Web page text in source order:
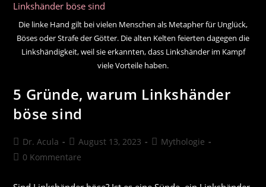
Die linke Hand gilt bei vielen Menschen als Metapher für Unglück,
Böses oder Strafe der Götter. Die alten Kelten feierten dagegen die
Linkshändigkeit, weil sie erkannten, dass Linkshänder im Kampf
viele Vorteile haben.
5 Gründe, warum Linkshänder
böse sind
Beitrags-
Autor:
Dr. Acula
Beitrag
veröffentlicht:
August 13, 2023
Beitrags-
Mythologie
Beitrags-
0 Kommentare